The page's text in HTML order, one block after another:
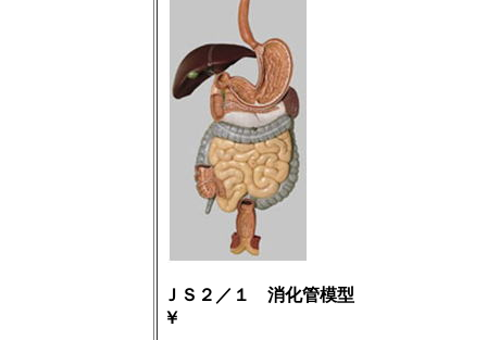
ＪＳ２／１ 消化管模型
￥